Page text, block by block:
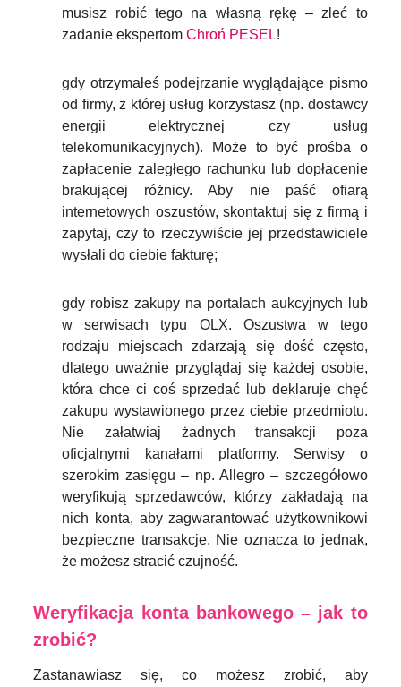
musisz robić tego na własną rękę – zleć to
zadanie ekspertomChroń PESEL!
gdy otrzymałeś podejrzanie wyglądające pismo
od firmy, z której usług korzystasz (np. dostawcy
energii elektrycznej czy usług
telekomunikacyjnych). Może to być prośba o
zapłacenie zaległego rachunku lub dopłacenie
brakującej różnicy. Aby nie paść ofiarą
internetowych oszustów, skontaktuj się z firmą i
zapytaj, czy to rzeczywiście jej przedstawiciele
wysłali do ciebie fakturę;
gdy robisz zakupy na portalach aukcyjnych lub
w serwisach typu OLX. Oszustwa w tego
rodzaju miejscach zdarzają się dość często,
dlatego uważnie przyglądaj się każdej osobie,
która chce ci coś sprzedać lub deklaruje chęć
zakupu wystawionego przez ciebie przedmiotu.
Nie załatwiaj żadnych transakcji poza
oficjalnymi kanałami platformy. Serwisy o
szerokim zasięgu – np. Allegro – szczegółowo
weryfikują sprzedawców, którzy zakładają na
nich konta, aby zagwarantować użytkownikowi
bezpieczne transakcje. Nie oznacza to jednak,
że możesz stracić czujność.
Weryfikacja konta bankowego – jak to
zrobić?
Zastanawiasz się, co możesz zrobić, aby